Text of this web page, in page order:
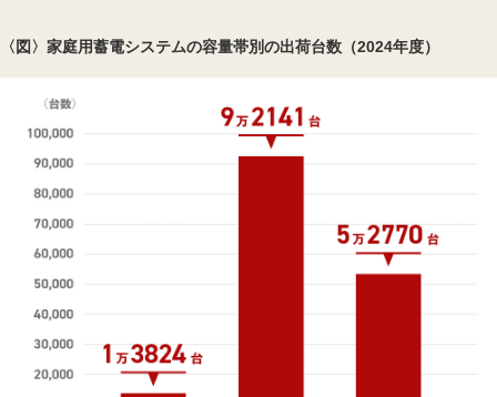
〈図〉家庭用蓄電システムの容量帯別の出荷台数（2024年度）